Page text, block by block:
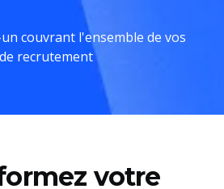
couvrant l'ensemble de vos
recrutement
votre